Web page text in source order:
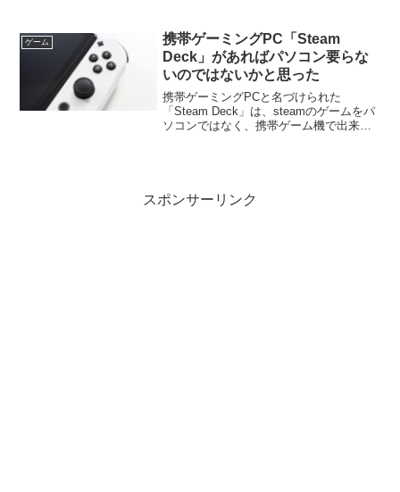
れました。生放送を見ていよいよ期待が
高まります。苦手なジャンルだけど。
ゲーム
携帯ゲーミングPC「Steam
Deck」があればパソコン要らな
いのではないかと思った
携帯ゲーミングPCと名づけられた
「Steam Deck」は、steamのゲームをパ
ソコンではなく、携帯ゲーム機で出来る
うか？
スポンサーリンク